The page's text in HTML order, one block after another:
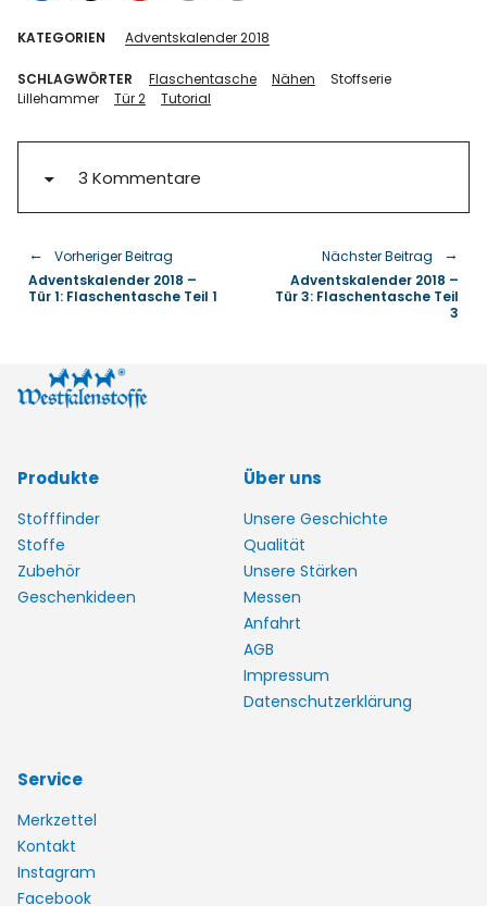
KATEGORIEN Adventskalender 2018
SCHLAGWÖRTER Flaschentasche Nähen
Stoffserie
Lillehammer
Tür 2 Tutorial
3 Kommentare
Vorheriger Beitrag
Adventskalender 2018 –
Tür 1: Flaschentasche Teil 1
Nächster Beitrag
Adventskalender 2018 –
Tür 3: Flaschentasche Teil
3
Produkte
Stofffinder
Stoffe
Zubehör
Geschenkideen
Über uns
Unsere Geschichte
Qualität
Unsere Stärken
Messen
Anfahrt
AGB
Impressum
Datenschutzerklärung
Service
Merkzettel
Kontakt
Instagram
Facebook